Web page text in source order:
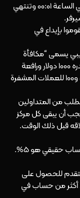
• من المقرر أن تبدأ المكافأة في 03/04/2024 في الساعة 00:01 وتنتهي
بإيداع في
يسمى “مكافأة
بدون إيداع”، وهو حساب تحوط برصيد أولي قدره 1000 دولار ورافعة
مالية قدرها 200 للأزواج المحددة في الفوركس و100 للعملات المشفرة
من المتداولين
يجب أن يبقى كل مركز
حقيقي هو 5%.
للحصول على
أكثر من حساب في